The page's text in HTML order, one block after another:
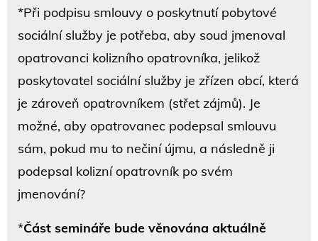
*Při podpisu smlouvy o poskytnutí pobytové
sociální služby je potřeba, aby soud jmenoval
opatrovanci kolizního opatrovníka, jelikož
poskytovatel sociální služby je zřízen obcí, která
je zároveň opatrovníkem (střet zájmů). Je
možné, aby opatrovanec podepsal smlouvu
sám, pokud mu to nečiní újmu, a následně ji
podepsal kolizní opatrovník po svém
jmenování?
*Část semináře bude věnována aktuálně